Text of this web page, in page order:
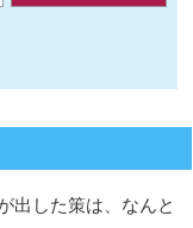
出した策は、なんと